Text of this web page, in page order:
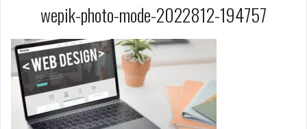
wepik-photo-mode-2022812-194757